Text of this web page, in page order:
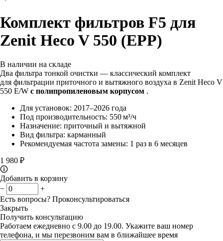
Комплект фильтров F5 для
Zenit Heco V 550 (EPP)
В наличии на складе
Два фильтра тонкой очистки — классический комплект
для фильтрации приточного и вытяжного воздуха в Zenit Heco V
550 E/W c полипропиленовым корпусом .
Для установок: 2017–2026 года
Под производительность: 550 м³/ч
Назначение: приточный и вытяжной
Вид фильтра: карманный
Рекомендуемая частота замены: 1 раз в 6 месяцев
1 980 ₽
🛈
Добавить в корзину
−
+
Есть вопросы? Проконсультироваться
Закрыть
Получить консультацию
Работаем ежедневно с 9.00 до 19.00. Укажите ваш номер
телефона, и мы перезвоним вам в ближайшее время